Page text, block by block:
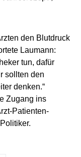
den Blutdruck
Laumann:
tun, dafür
sollten den
denken.“
Zugang ins
Patienten-